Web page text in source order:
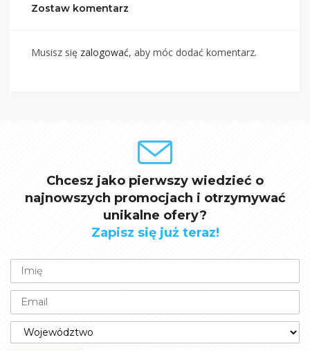
Zostaw komentarz
Musisz się zalogować, aby móc dodać komentarz.
Chcesz jako pierwszy wiedzieć o
najnowszych promocjach i otrzymywać
unikalne ofery?
Zapisz się już teraz!